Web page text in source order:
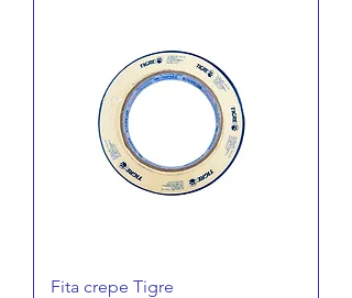
Fita crepe Tigre